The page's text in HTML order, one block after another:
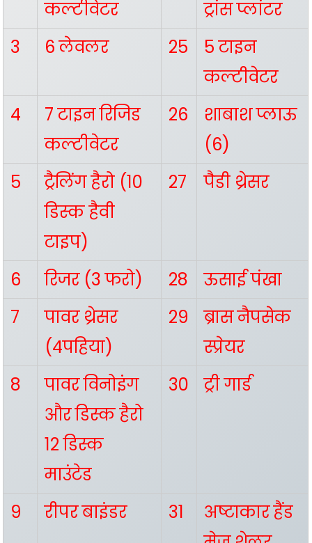
कल्टीवेटर
ट्रांस प्लांटर
3
6 लेवलर 25
5 टाइन
कल्टीवेटर
4
7 टाइन रिजिड
कल्टीवेटर
26
शाबाश प्लाऊ
(6)
5
ट्रैलिंग हैरो (10
डिस्क हैवी
टाइप)
27 पैडी थ्रेसर
6 रिजर (3 फरो) 28
ऊसाई पंखा
7
पावर थ्रेसर
(4पहिया)
29
ब्रास नैपसेक
स्प्रेयर
8
पावर विनोइंग
और डिस्क हैरो
12 डिस्क
माउंटेड
30 ट्री गार्ड
9 रीपर बाइंडर 31
अष्टाकार हैंड